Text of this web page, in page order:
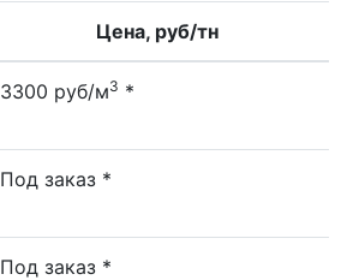
Цена, руб/тн
3300 руб/м3 *
Под заказ *
Под заказ *